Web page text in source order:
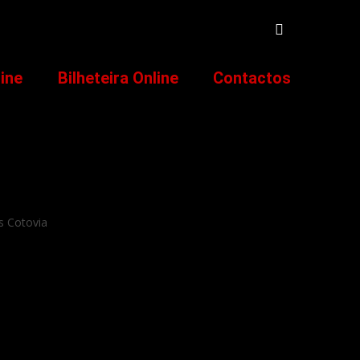
Bilheteira Online Contactos
Cotovia